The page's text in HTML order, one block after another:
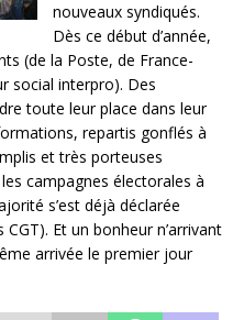
nouveaux syndiqués.
Dès ce début d’année,
(de la Poste, de France-
social interpro). Des
toute leur place dans leur
repartis gonflés à
et très porteuses
campagnes électorales à
s’est déjà déclarée
Et un bonheur n’arrivant
arrivée le premier jour